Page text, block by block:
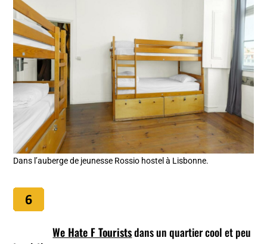
Dans l’auberge de jeunesse Rossio hostel à Lisbonne.
We Hate F Touristsdans un quartier cool et peu